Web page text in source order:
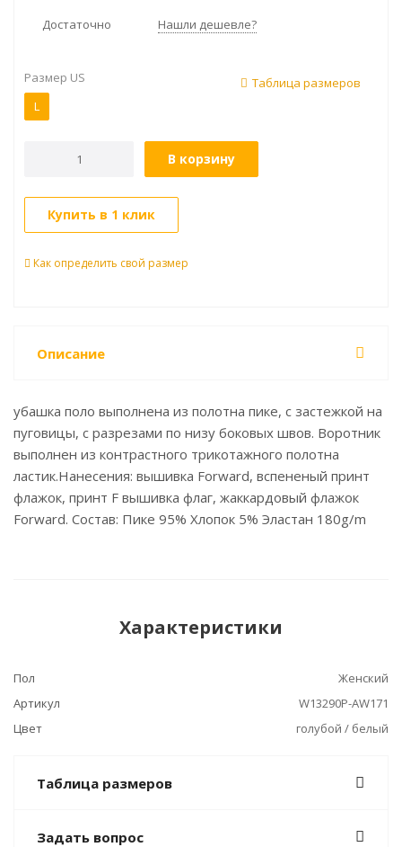
Достаточно Нашли дешевле?
Таблица размеров
Размер US
L
В корзину
Купить в 1 клик
Как определить свой размер
Описание
убашка поло выполнена из полотна пике, с застежкой на
пуговицы, с разрезами по низу боковых швов. Воротник
выполнен из контрастного трикотажного полотна
ластик.Нанесения: вышивка Forward, вспененый принт
флажок, принт F вышивка флаг, жаккардовый флажок
Forward. Состав: Пике 95% Хлопок 5% Эластан 180g/m
Характеристики
Пол
Женский
Артикул
W13290P-AW171
Цвет
голубой / белый
Таблица размеров
Задать вопрос